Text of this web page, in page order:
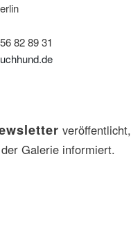
82 89 31
veröffentlicht,
Galerie informiert.